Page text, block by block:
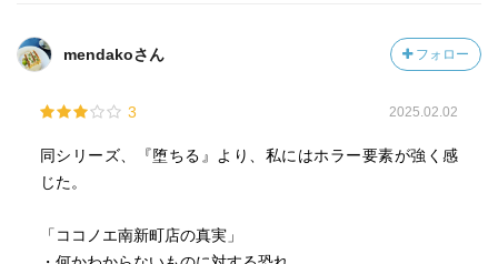
mendakoさん フォロー
3 2025.02.02
同シリーズ、『堕ちる』より、私にはホラー要素が強く感
じた。
「ココノエ南新町店の真実」